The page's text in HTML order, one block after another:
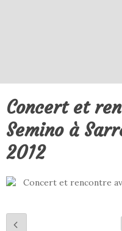
Concert et
Semino à
2012